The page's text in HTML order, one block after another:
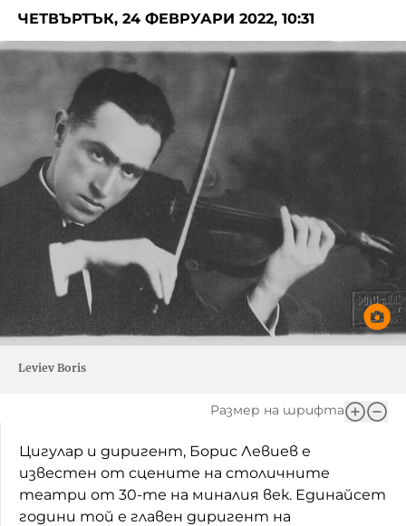
БНР
БНР Новини
Детското.БНР
ЧЕТВЪРТЪК, 24 ФЕВРУАРИ 2022, 10:31
Leviev Boris
Размер на шрифта
Цигулар и диригент, Борис Левиев е
известен от сцените на столичните
театри от 30-те на миналия век. Единайсет
години той е главен диригент на